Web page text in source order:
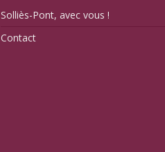
Solliès-Pont, avec vous !
Contact